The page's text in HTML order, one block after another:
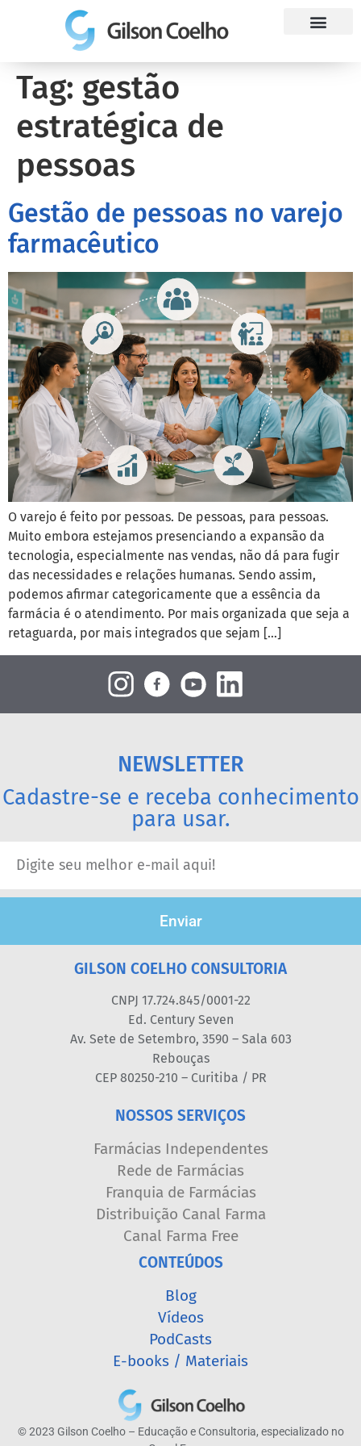
Tag: gestão
estratégica de
pessoas
Gestão de pessoas no varejo
farmacêutico
O varejo é feito por pessoas. De pessoas, para pessoas.
Muito embora estejamos presenciando a expansão da
tecnologia, especialmente nas vendas, não dá para fugir
das necessidades e relações humanas. Sendo assim,
podemos afirmar categoricamente que a essência da
farmácia é o atendimento. Por mais organizada que seja a
retaguarda, por mais integrados que sejam […]
NEWSLETTER
Cadastre-se e receba conhecimento
para usar.
Enviar
GILSON COELHO CONSULTORIA
CNPJ 17.724.845/0001-22
Ed. Century Seven
Av. Sete de Setembro, 3590 – Sala 603
Rebouças
CEP 80250-210 – Curitiba / PR
NOSSOS SERVIÇOS
Farmácias Independentes
Rede de Farmácias
Franquia de Farmácias
Distribuição Canal Farma
Canal Farma Free
CONTEÚDOS
Blog
Vídeos
PodCasts
E-books / Materiais
© 2023 Gilson Coelho – Educação e Consultoria, especializado no